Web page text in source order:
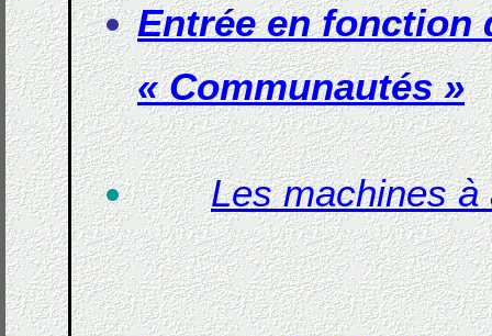
Entrée en fonction
« Communautés »
Les machines